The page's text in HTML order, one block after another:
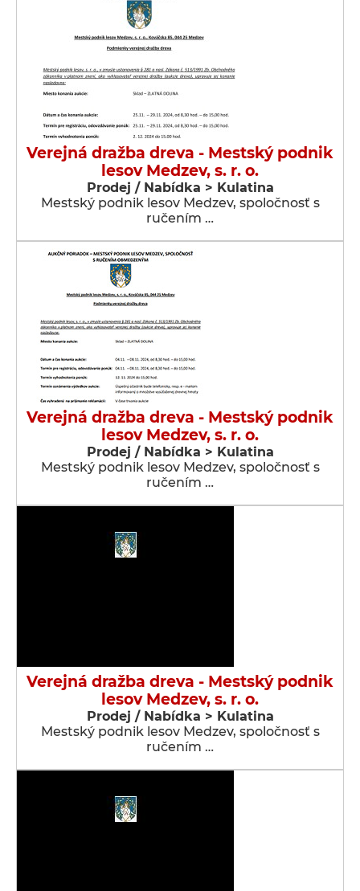
Verejná dražba dreva - Mestský podnik
lesov Medzev, s. r. o.
Prodej / Nabídka > Kulatina
Mestský podnik lesov Medzev, spoločnosť s
ručením …
Verejná dražba dreva - Mestský podnik
lesov Medzev, s. r. o.
Prodej / Nabídka > Kulatina
Mestský podnik lesov Medzev, spoločnosť s
ručením …
Verejná dražba dreva - Mestský podnik
lesov Medzev, s. r. o.
Prodej / Nabídka > Kulatina
Mestský podnik lesov Medzev, spoločnosť s
ručením …